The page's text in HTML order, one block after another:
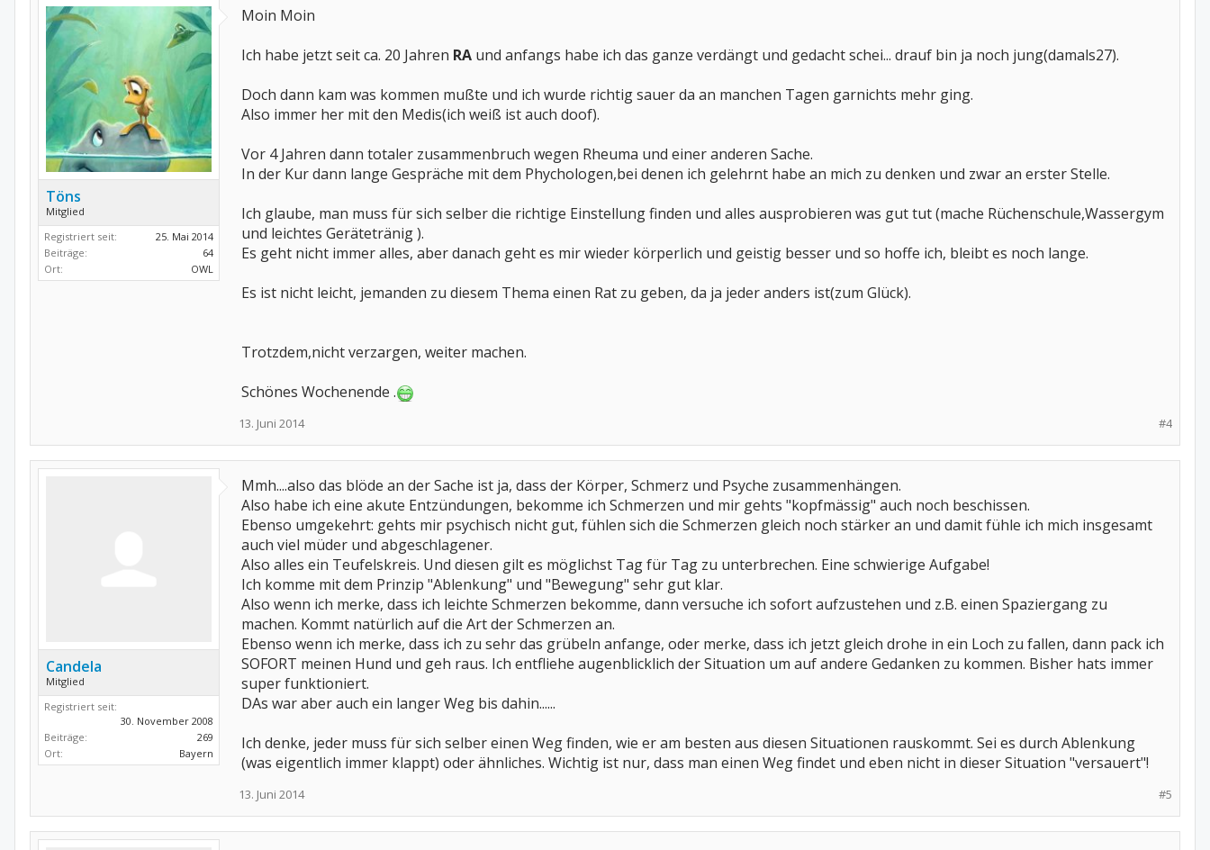
Töns
Mitglied
Registriert seit:
25. Mai 2014
Beiträge:
64
Ort:
OWL
Moin Moin
Ich habe jetzt seit ca. 20 Jahren RA und anfangs habe ich das ganze verdängt und gedacht schei... drauf bin ja noch jung(damals27).
Doch dann kam was kommen mußte und ich wurde richtig sauer da an manchen Tagen garnichts mehr ging.
Also immer her mit den Medis(ich weiß ist auch doof).
Vor 4 Jahren dann totaler zusammenbruch wegen Rheuma und einer anderen Sache.
In der Kur dann lange Gespräche mit dem Phychologen,bei denen ich gelehrnt habe an mich zu denken und zwar an erster Stelle.
Ich glaube, man muss für sich selber die richtige Einstellung finden und alles ausprobieren was gut tut (mache Rüchenschule,Wassergym
und leichtes Gerätetränig ).
Es geht nicht immer alles, aber danach geht es mir wieder körperlich und geistig besser und so hoffe ich, bleibt es noch lange.
Es ist nicht leicht, jemanden zu diesem Thema einen Rat zu geben, da ja jeder anders ist(zum Glück).
Trotzdem,nicht verzargen, weiter machen.
Schönes Wochenende .
#4
13. Juni 2014
Candela
Mitglied
Registriert seit:
30. November 2008
Beiträge:
269
Ort:
Bayern
Mmh....also das blöde an der Sache ist ja, dass der Körper, Schmerz und Psyche zusammenhängen.
Also habe ich eine akute Entzündungen, bekomme ich Schmerzen und mir gehts "kopfmässig" auch noch beschissen.
Ebenso umgekehrt: gehts mir psychisch nicht gut, fühlen sich die Schmerzen gleich noch stärker an und damit fühle ich mich insgesamt
auch viel müder und abgeschlagener.
Also alles ein Teufelskreis. Und diesen gilt es möglichst Tag für Tag zu unterbrechen. Eine schwierige Aufgabe!
Ich komme mit dem Prinzip "Ablenkung" und "Bewegung" sehr gut klar.
Also wenn ich merke, dass ich leichte Schmerzen bekomme, dann versuche ich sofort aufzustehen und z.B. einen Spaziergang zu
machen. Kommt natürlich auf die Art der Schmerzen an.
Ebenso wenn ich merke, dass ich zu sehr das grübeln anfange, oder merke, dass ich jetzt gleich drohe in ein Loch zu fallen, dann pack ich
SOFORT meinen Hund und geh raus. Ich entfliehe augenblicklich der Situation um auf andere Gedanken zu kommen. Bisher hats immer
super funktioniert.
DAs war aber auch ein langer Weg bis dahin......
Ich denke, jeder muss für sich selber einen Weg finden, wie er am besten aus diesen Situationen rauskommt. Sei es durch Ablenkung
(was eigentlich immer klappt) oder ähnliches. Wichtig ist nur, dass man einen Weg findet und eben nicht in dieser Situation "versauert"!
#5
13. Juni 2014